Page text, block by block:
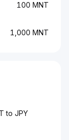
100 MNT
1,000 MNT
to JPY